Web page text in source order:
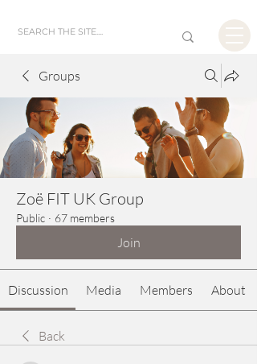
Groups
Zoë FIT UK Group
Public · 67 members
Join
Discussion Media Members About
Back